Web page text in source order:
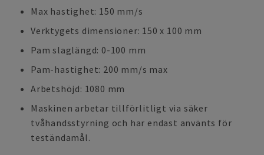
Max hastighet: 150 mm/s
Verktygets dimensioner: 150 x 100 mm
Pam slaglängd: 0-100 mm
Pam-hastighet: 200 mm/s max
Arbetshöjd: 1080 mm
Maskinen arbetar tillförlitligt via säker
tvåhandsstyrning och har endast använts för
teständamål.